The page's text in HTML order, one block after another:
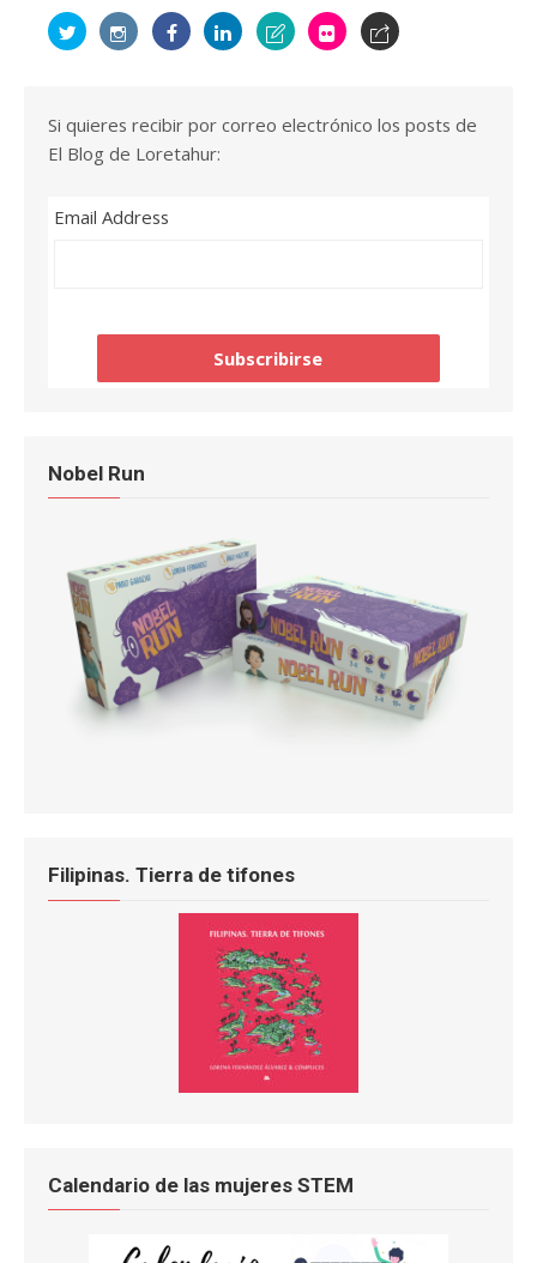
Si quieres recibir por correo electrónico los posts de
El Blog de Loretahur:
Email Address
Nobel Run
Filipinas. Tierra de tifones
Calendario de las mujeres STEM